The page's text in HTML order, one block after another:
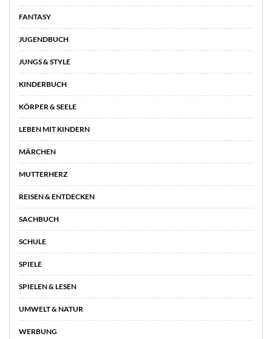
FANTASY
JUGENDBUCH
JUNGS & STYLE
KINDERBUCH
KÖRPER & SEELE
LEBEN MIT KINDERN
MÄRCHEN
MUTTERHERZ
REISEN & ENTDECKEN
SACHBUCH
SCHULE
SPIELE
SPIELEN & LESEN
UMWELT & NATUR
WERBUNG